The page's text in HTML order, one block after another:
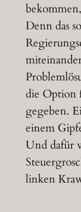
Denn das
die Option
gegeben.
einem
Und dafür
linken